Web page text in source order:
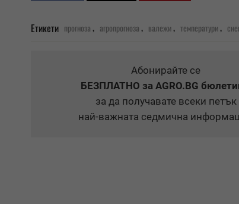
Етикети прогноза, агропрогноза, валежи, температури,
Абонирайте се
БЕЗПЛАТНО за AGRO.BG
за да получавате всеки петък
най-важната седмична